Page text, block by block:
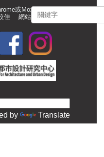
或Mozilla Firefox等
佳 網站管理
by Translate